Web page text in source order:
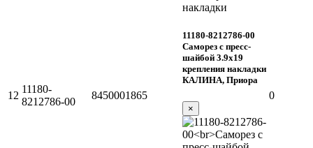
12
11180-
8212786-00
8450001865
накладки
11180-8212786-00
Саморез с пресс-
шайбой 3.9х19
крепления накладки
КАЛИНА, Приора
×
0